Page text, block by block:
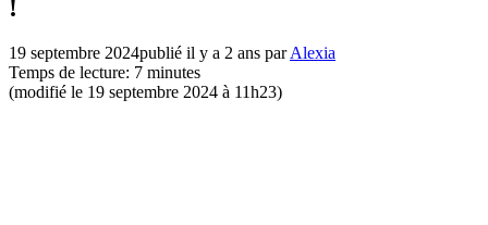
!
19 septembre 2024publié il y a 2 ans parAlexia
Temps de lecture: 7 minutes
(modifié le 19 septembre 2024 à 11h23)